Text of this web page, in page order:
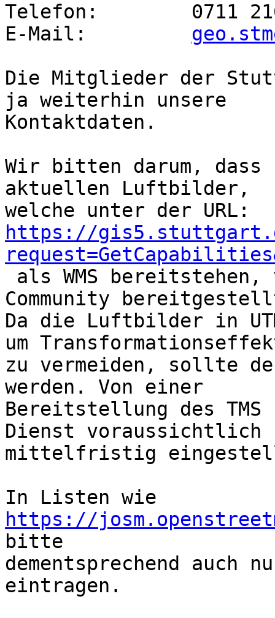
Telefon:	0711 216-59690
Die Mitglieder der
ja weiterhin unsere
Kontaktdaten.
Wir bitten darum,
aktuellen Luftbilder,
https://
Community
Da die Luftbilder in
um
zu vermeiden, sollte
werden. Von einer
Bereitstellung des
Dienst voraussichtlich
mittelfristig
https://
bitte
dementsprechend auch
eintragen.